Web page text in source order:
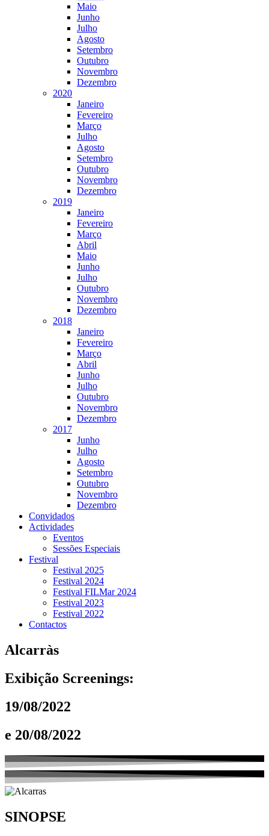
Maio
Junho
Julho
Agosto
Setembro
Outubro
Novembro
Dezembro
2020
Janeiro
Fevereiro
Março
Julho
Agosto
Setembro
Outubro
Novembro
Dezembro
2019
Janeiro
Fevereiro
Março
Abril
Maio
Junho
Julho
Outubro
Novembro
Dezembro
2018
Janeiro
Fevereiro
Março
Abril
Junho
Julho
Outubro
Novembro
Dezembro
2017
Junho
Julho
Agosto
Setembro
Outubro
Novembro
Dezembro
Convidados
Actividades
Eventos
Sessões Especiais
Festival
Festival 2025
Festival 2024
Festival FILMar 2024
Festival 2023
Festival 2022
Contactos
Alcarràs
Exibição Screenings:
19/08/2022
e 20/08/2022
SINOPSE